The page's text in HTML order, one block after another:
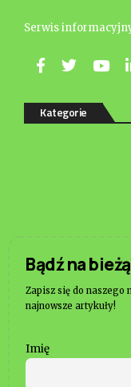
Serwis
Kategorie
Bądź na
Zapisz się do naszego
najnowsze artykuły!
Imię